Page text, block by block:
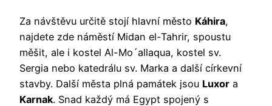
Za návštěvu určitě stojí hlavní město Káhira,
najdete zde náměstí Midan el-Tahrir, spoustu
měšit, ale i kostel Al-Mo´allaqua, kostel sv.
Sergia nebo katedrálu sv. Marka a další církevní
stavby. Další města plná památek jsou Luxor a
Karnak. Snad každý má Egypt spojený s